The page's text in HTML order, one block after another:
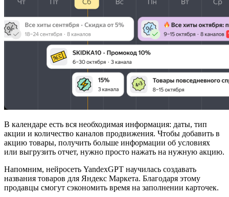
В календаре есть вся необходимая информация: даты, тип
акции и количество каналов продвижения. Чтобы добавить в
акцию товары, получить больше информации об условиях
или выгрузить отчет, нужно просто нажать на нужную акцию.
Напомним, нейросеть YandexGPT научилась создавать
названия товаров для Яндекс Маркета. Благодаря этому
продавцы смогут сэкономить время на заполнении карточек.